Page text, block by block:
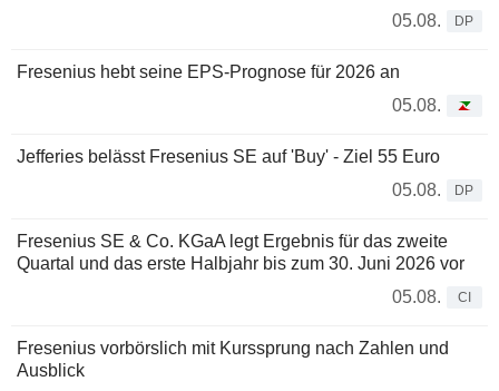
05.08.
DP
Fresenius hebt seine EPS-Prognose für 2026 an
05.08.
Jefferies belässt Fresenius SE auf 'Buy' - Ziel 55 Euro
05.08.
DP
Fresenius SE & Co. KGaA legt Ergebnis für das zweite
Quartal und das erste Halbjahr bis zum 30. Juni 2026 vor
05.08.
CI
Fresenius vorbörslich mit Kurssprung nach Zahlen und
Ausblick